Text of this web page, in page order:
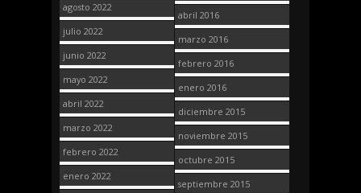
agosto 2022
julio 2022
junio 2022
mayo 2022
abril 2022
marzo 2022
febrero 2022
enero 2022
abril 2016
marzo 2016
febrero 2016
enero 2016
diciembre 2015
noviembre 2015
octubre 2015
septiembre 2015